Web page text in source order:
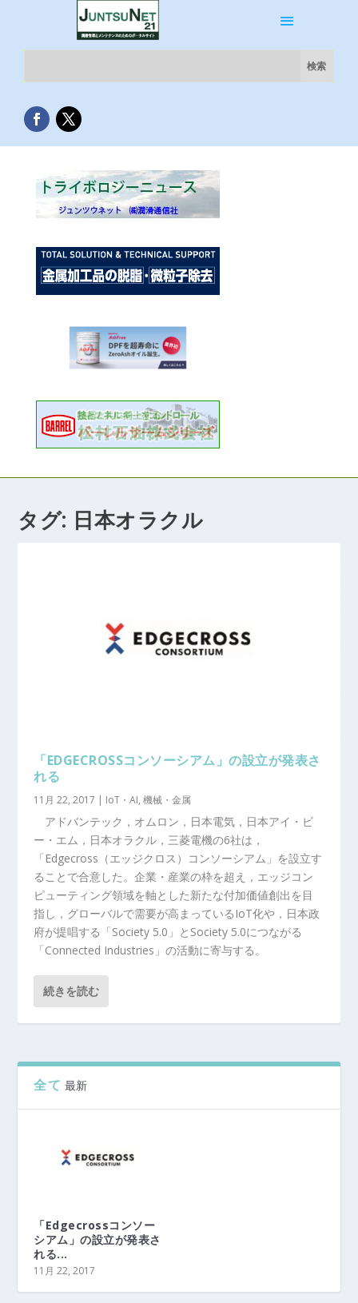
タグ: 日本オラクル
「EDGECROSSコンソーシアム」の設立が発表さ
れる
11月 22, 2017 | IoT・AI,機械・金属
アドバンテック，オムロン，日本電気，日本アイ・ビ
ー・エム，日本オラクル，三菱電機の6社は，
「Edgecross（エッジクロス）コンソーシアム」を設立す
ることで合意した。企業・産業の枠を超え，エッジコン
ピューティング領域を軸とした新たな付加価値創出を目
指し，グローバルで需要が高まっているIoT化や，日本政
府が提唱する「Society 5.0」とSociety 5.0につながる
「Connected Industries」の活動に寄与する。
続きを読む
全て 最新
「Edgecrossコンソー
シアム」の設立が発表さ
れる...
11月 22, 2017